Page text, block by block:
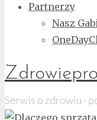
Partnerzy
Nasz
Serwis o zdrowiu -